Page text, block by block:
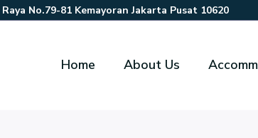
No.79-81 Kemayoran Jakarta Pusat 10620
Home About Us